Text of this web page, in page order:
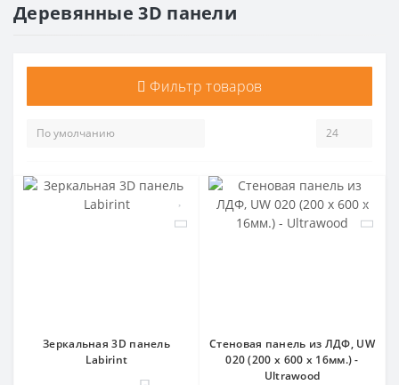
Деревянные 3D панели
Фильтр товаров
Зеркальная 3D панель
Labirint
Стеновая панель из ЛДФ, UW
020 (200 х 600 х 16мм.) -
Ultrawood